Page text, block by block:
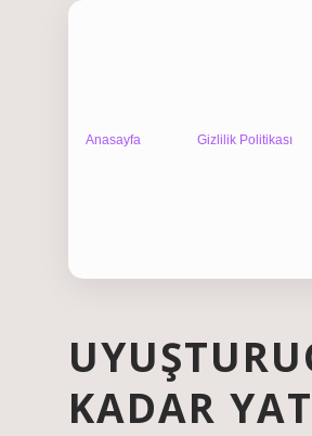
Anasayfa Gizlilik Politikası
KADAR